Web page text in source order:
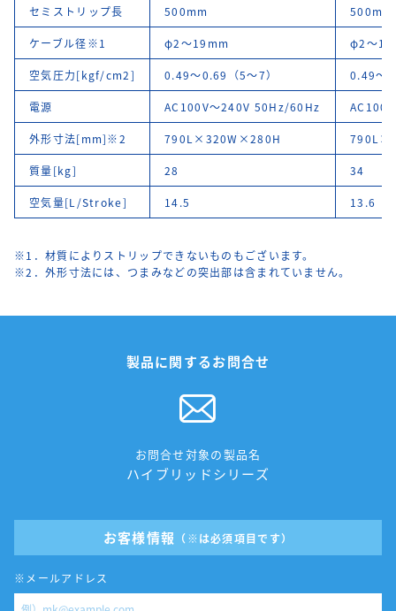
セミストリップ長 500mm 500mm
ケーブル径※1 φ2～19mm φ2～
空気圧力[kgf/cm2] 0.49～0.69（5～7） 0.49～
電源 AC100V～240V 50Hz/60Hz
外形寸法[mm]※2 790L×320W×280H
質量[kg] 28 34
空気量[L/Stroke] 14.5 13.6
※1．材質によりストリップできないものもございます。
※2．外形寸法には、つまみなどの突出部は含まれていません。
製品に関するお問合せ
お問合せ対象の製品名
ハイブリッドシリーズ
お客様情報 （※は必須項目です）
※メールアドレス